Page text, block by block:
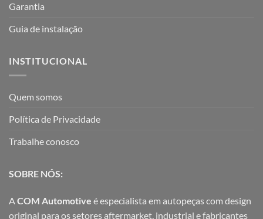
Garantia
Guia de instalação
INSTITUCIONAL
Quem somos
Política de Privacidade
Trabalhe conosco
SOBRE NÓS:
A COM Automotive é especialista em autopeças com design
original para os setores aftermarket, industrial e fabricantes